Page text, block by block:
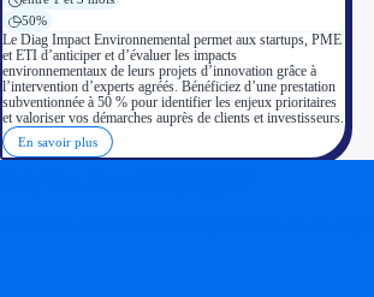
50%
Le Diag Impact Environnemental permet aux startups, PME
et ETI d’anticiper et d’évaluer les impacts
environnementaux de leurs projets d’innovation grâce à
l’intervention d’experts agréés. Bénéficiez d’une prestation
subventionnée à 50 % pour identifier les enjeux prioritaires
et valoriser vos démarches auprès de clients et investisseurs.
En savoir plus